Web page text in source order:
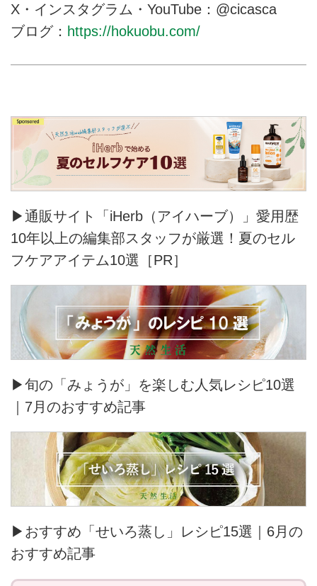
X・インスタグラム・YouTube：@cicasca
ブログ： https://hokuobu.com/
▶通販サイト「iHerb（アイハーブ）」愛用歴
10年以上の編集部スタッフが厳選！夏のセル
フケアアイテム10選［PR］
▶旬の「みょうが」を楽しむ人気レシピ10選
｜7月のおすすめ記事
▶おすすめ「せいろ蒸し」レシピ15選｜6月の
おすすめ記事